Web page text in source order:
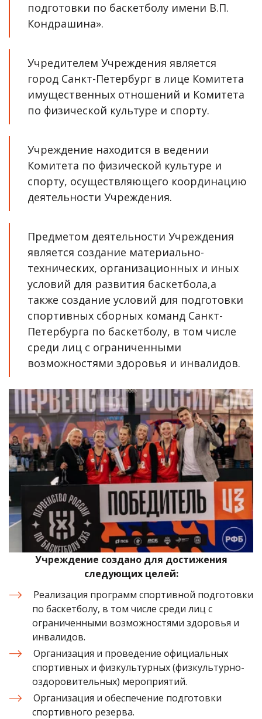
подготовки по баскетболу имени В.П.
Кондрашина».
Учредителем Учреждения является
город Санкт-Петербург в лице Комитета
имущественных отношений и Комитета
по физической культуре и спорту.
Учреждение находится в ведении
Комитета по физической культуре и
спорту, осуществляющего координацию
деятельности Учреждения.
Предметом деятельности Учреждения
является создание материально-
технических, организационных и иных
условий для развития баскетбола,а
также создание условий для подготовки
спортивных сборных команд Санкт-
Петербурга по баскетболу, в том числе
среди лиц с ограниченными
возможностями здоровья и инвалидов.
Учреждение создано для достижения
следующих целей:
Реализация программ спортивной подготовки
по баскетболу, в том числе среди лиц с
ограниченными возможностями здоровья и
инвалидов.
Организация и проведение официальных
спортивных и физкультурных (физкультурно-
оздоровительных) мероприятий.
Организация и обеспечение подготовки
спортивного резерва.